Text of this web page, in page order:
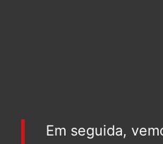
Em seguida,